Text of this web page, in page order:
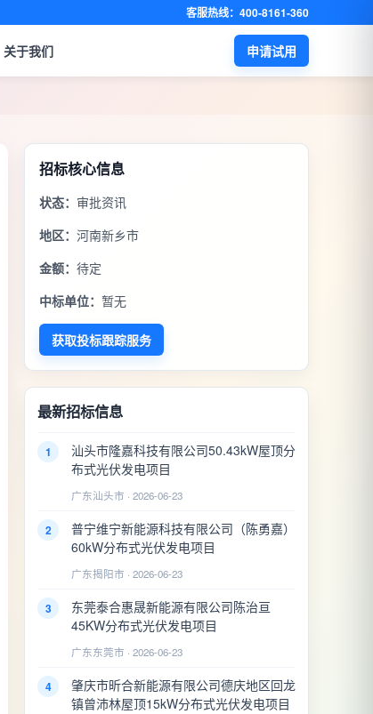
客服热线：400-8161-360
关于我们 申请试用
招标核心信息
状态： 审批资讯
地区： 河南新乡市
金额： 待定
中标单位： 暂无
获取投标跟踪服务
最新招标信息
1
汕头市隆嘉科技有限公司50.43kW屋顶分
布式光伏发电项目
广东汕头市 · 2026-06-23
2
普宁维宁新能源科技有限公司（陈勇嘉）
60kW分布式光伏发电项目
广东揭阳市 · 2026-06-23
3
东莞泰合惠晟新能源有限公司陈治亘
45KW分布式光伏发电项目
广东东莞市 · 2026-06-23
4
肇庆市昕合新能源有限公司德庆地区回龙
镇曾沛林屋顶15kW分布式光伏发电项目